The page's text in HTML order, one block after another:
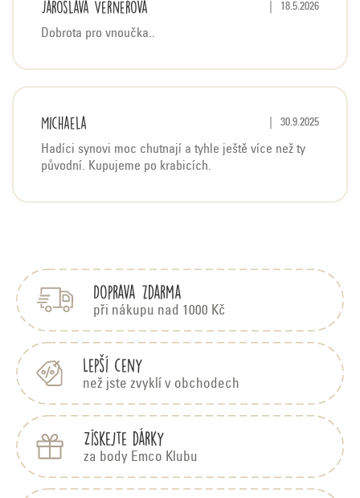
i
s
o
Jaroslava Vernerová Hodnocení
18.5.2026
Dobrota pro vnoučka..
Michaela Hodnocení
30.9.2025
Hadíci synovi moc chutnají a tyhle ještě více než ty
původní. Kupujeme po krabicích.
Doprava zdarma
při nákupu nad 1000 Kč
Lepší ceny
než jste zvyklí v obchodech
Získejte dárky
za body Emco Klubu